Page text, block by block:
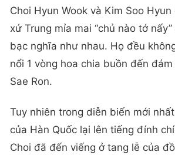
Choi Hyun Wook và Kim Soo
xứ Trung mỉa mai “chủ nào tớ
bạc nghĩa như nhau. Họ đều
nổi 1 vòng hoa chia buồn đến
Sae Ron.
Tuy nhiên trong diễn biến mới
của Hàn Quốc lại lên tiếng đính
Choi đã đến viếng ở tang lễ của